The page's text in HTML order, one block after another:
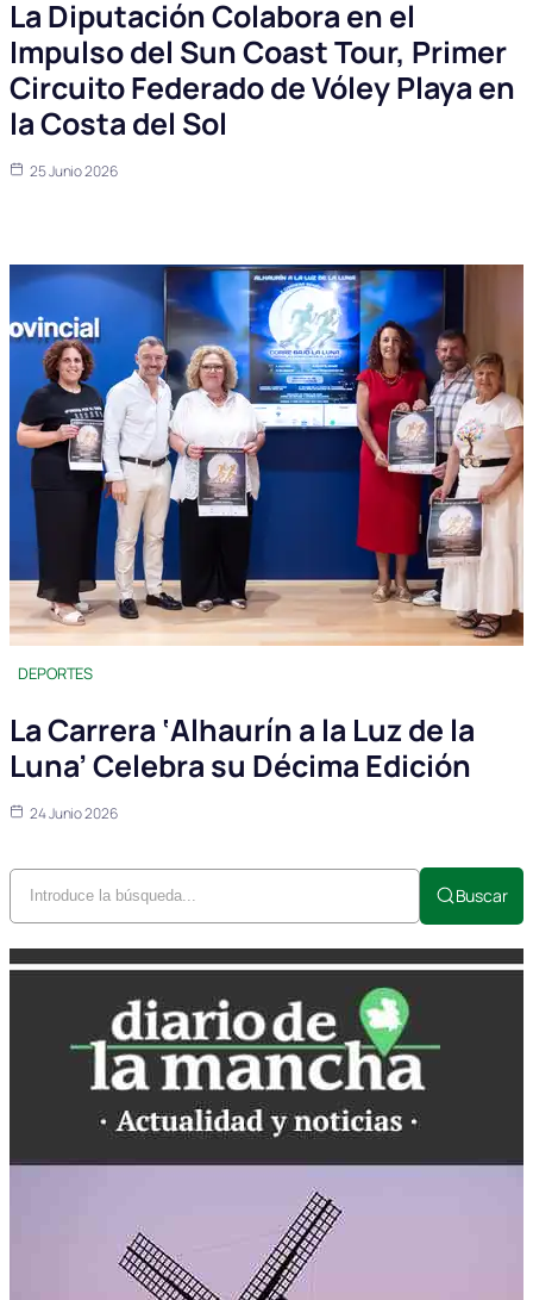
La Diputación Colabora en el
Impulso del Sun Coast Tour, Primer
Circuito Federado de Vóley Playa en
la Costa del Sol
25 Junio 2026
DEPORTES
La Carrera ‘Alhaurín a la Luz de la
Luna’ Celebra su Décima Edición
24 Junio 2026
Buscar